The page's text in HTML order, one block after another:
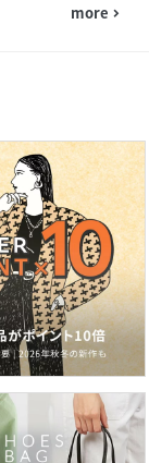
more navigate_next